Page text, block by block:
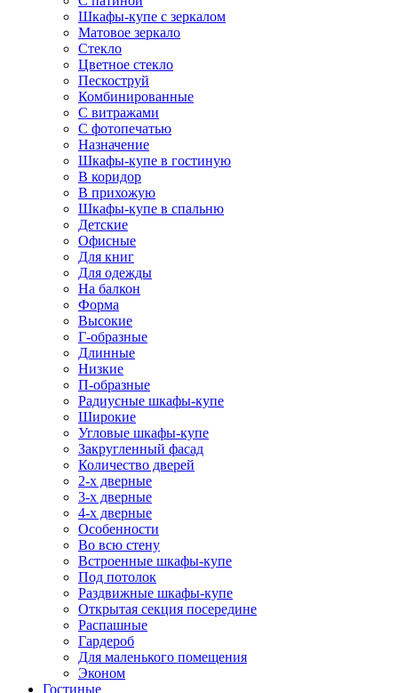
Шкафы-купе с зеркалом
Матовое зеркало
Стекло
Цветное стекло
Пескоструй
Комбинированные
С витражами
С фотопечатью
Назначение
Шкафы-купе в гостиную
В коридор
В прихожую
Шкафы-купе в спальню
Детские
Офисные
Для книг
Для одежды
На балкон
Форма
Высокие
Г-образные
Длинные
Низкие
П-образные
Радиусные шкафы-купе
Широкие
Угловые шкафы-купе
Закругленный фасад
Количество дверей
2-х дверные
3-х дверные
4-х дверные
Особенности
Во всю стену
Встроенные шкафы-купе
Под потолок
Раздвижные шкафы-купе
Открытая секция посередине
Распашные
Гардероб
Для маленького помещения
Эконом
Гостиные